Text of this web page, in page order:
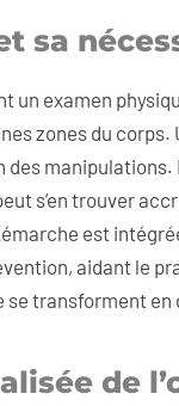
sa
examen
zones du
manipulations.
s’en trouver
est
aidant le
se transforment
de